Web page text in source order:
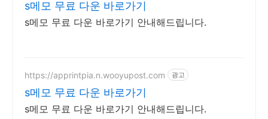
s메모 무료 다운 바로가기
s메모 무료 다운 바로가기 안내해드립니다.
https://apprintpia.n.wooyupost.com 광고
s메모 무료 다운 바로가기
s메모 무료 다운 바로가기 안내해드립니다.